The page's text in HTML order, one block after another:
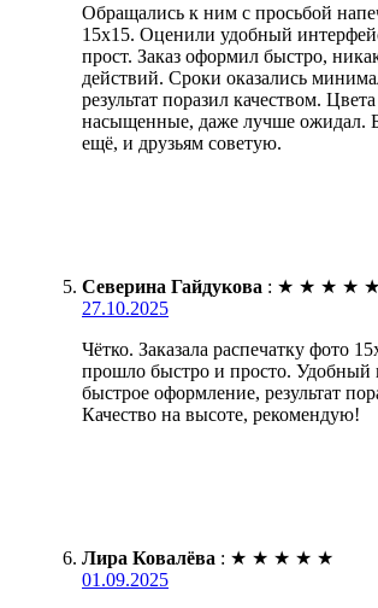
Обращались к ним с просьбой
15х15. Оценили удобный
прост. Заказ оформил быстро,
действий. Сроки оказались
результат поразил качеством.
насыщенные, даже лучше ожидал.
ещё, и друзьям советую.
Северина Гайдукова : ★ ★ ★ ★ ★
27.10.2025
Чётко. Заказала распечатку фото
прошло быстро и просто. Удобный
быстрое оформление, результат
Качество на высоте, рекомендую!
Лира Ковалёва : ★ ★ ★ ★ ★
01.09.2025